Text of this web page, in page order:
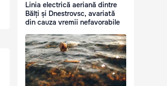
Linia electrică aeriană dintre
Bălți și Dnestrovsc, avariată
din cauza vremii nefavorabile